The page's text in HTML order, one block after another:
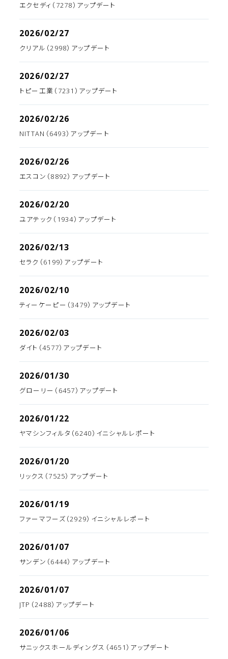
エクセディ（7278）アップデート
2026/02/27
クリアル（2998）アップデート
2026/02/27
トピー工業（7231）アップデート
2026/02/26
NITTAN（6493）アップデート
2026/02/26
エスコン（8892）アップデート
2026/02/20
ユアテック（1934）アップデート
2026/02/13
セラク（6199）アップデート
2026/02/10
ティーケーピー（3479）アップデート
2026/02/03
ダイト（4577）アップデート
2026/01/30
グローリー（6457）アップデート
2026/01/22
ヤマシンフィルタ（6240）イニシャルレポート
2026/01/20
リックス（7525）アップデート
2026/01/19
ファーマフーズ（2929）イニシャルレポート
2026/01/07
サンデン（6444）アップデート
2026/01/07
JTP（2488）アップデート
2026/01/06
サニックスホールディングス（4651）アップデート